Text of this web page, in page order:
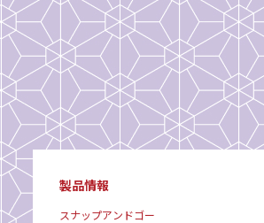
製品情報
スナップアンドゴー